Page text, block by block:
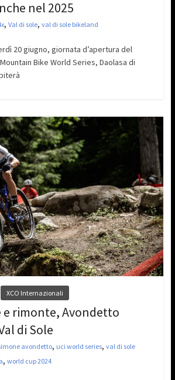
nel 2025
, Val di sole, val di sole bikeland
20 giugno, giornata d’apertura del
Bike World Series, Daolasa di
XCO Internazionali
rimonte, Avondetto
di Sole
avondetto, uci world series, val di sole
, world cup 2024